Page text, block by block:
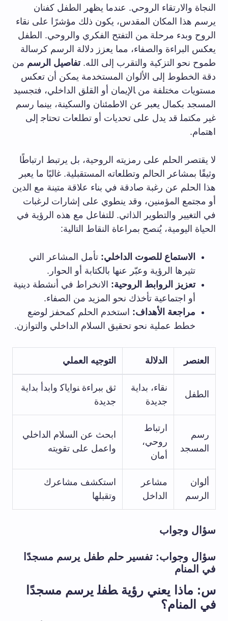
النجاة والارتقاء​ الروحي. عندما ⁣يظهر ⁢الطفل ⁢كفنان
يرسم هذا المكان المقدس، يكون ذلك مؤشرًا على نقاء
الروح وبدء مرحلة ‍من التفتح ⁣الفكري والروحي. الطفل
يعكس البراءة والصفاء، مما يعزز دلالة الرسم كرسالة
طموح نحو التزكية‍ والتقرب ⁣إلى الله.تفاصيل الرسم من
دقة الخطوط إلى ⁤الألوان المستخدمة ⁢يمكن ⁣أن ⁣تعكس
مستويات‌ مختلفة من ‍الإيمان ⁤أو القلق​ الداخلي، فتجسيد
المسجد بكمال يعبر عن الاطمئنان ⁣والسكينة، بينما رسم
غير مكتمل‍ قد⁣ يدل على تحديات أو تطلعات تحتاج‍ إلى
اهتمام.
لا‍ يقتصر الحلم على رمزيته الروحية، بل يرتبط ارتباطًا
وثيقًا بمشاعر الحالم وتطلعاته المستقبلية. غالبًا ما يعبر
هذا الحلم عن رغبة صادقة في بناء⁢ علاقة متينة مع الدين
أو مجتمع ⁢المؤمنين، ⁣وقد ⁢ينطوي على إشارات لرغبات
في ⁣التغيير والتطوير الذاتي. للتفاعل مع ​هذه ​الرؤية في⁤
الحياة اليومية، يُنصح بمراعاة النقاط التالية:
الاستماع للصوت الداخلي: تأمل المشاعر التي
تثيرها الرؤية وعبّر عنها بالكتابة أو الحوار.
تعزيز الروابط ‌الروحية: الانخراط ⁣في أنشطة دينية
‌أو اجتماعية تأخذك نحو​ المزيد من الصفاء.
مراجعة الأهداف: استخدم الحلم كمحفز لوضع
خطط عملية نحو⁤ تحقيق السلام الداخلي والتوازن.
العنصر الدلالة التوجيه العملي
الطفل
نقاء، بداية
⁢جديدة
ثق​ ببراءة ‍نواياك‍ وابدأ ⁣بداية
جديدة
رسم
المسجد
ارتباط
روحي،
أمان
ابحث عن ⁣السلام⁤ الداخلي
واعمل على ‌تقويته
ألوان
الرسم
مشاعر
الداخل
استكشف مشاعرك
وتقبلها
سؤال وجواب
سؤال وجواب: ⁤تفسير حلم طفل يرسم مسجدًا
في المنام
س:⁤ ماذا يعني رؤية ‍طفل‍ يرسم مسجدًا
في المنام؟